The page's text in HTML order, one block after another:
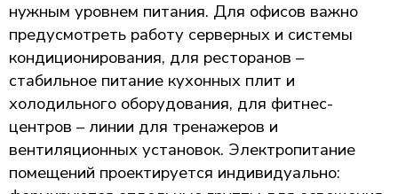
нужным уровнем питания. Для офисов важно
предусмотреть работу серверных и системы
кондиционирования, для ресторанов –
стабильное питание кухонных плит и
холодильного оборудования, для фитнес-
центров – линии для тренажеров и
вентиляционных установок. Электропитание
помещений проектируется индивидуально: